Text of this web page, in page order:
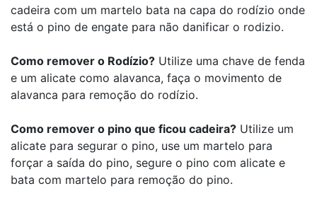
cadeira com um martelo bata na capa do rodízio onde
está o pino de engate para não danificar o rodizio.
Como remover o Rodízio? Utilize uma chave de fenda
e um alicate como alavanca, faça o movimento de
alavanca para remoção do rodízio.
Como remover o pino que ficou cadeira? Utilize um
alicate para segurar o pino, use um martelo para
forçar a saída do pino, segure o pino com alicate e
bata com martelo para remoção do pino.